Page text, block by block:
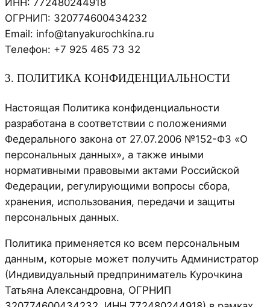
ОГРНИП: 320774600434232
Email: info@tanyakurochkina.ru
Телефон: +7 925 465 73 32
3. ПОЛИТИКА КОНФИДЕНЦИАЛЬНОСТИ
Настоящая Политика конфиденциальности
разработана в соответствии с положениями
Федерального закона от 27.07.2006 №152-ФЗ «О
персональных данных», а также иными
нормативными правовыми актами Российской
Федерации, регулирующими вопросы сбора,
хранения, использования, передачи и защиты
персональных данных.
Политика применяется ко всем персональным
данным, которые может получить Администратор
(Индивидуальный предприниматель Курочкина
Татьяна Александровна, ОГРНИП